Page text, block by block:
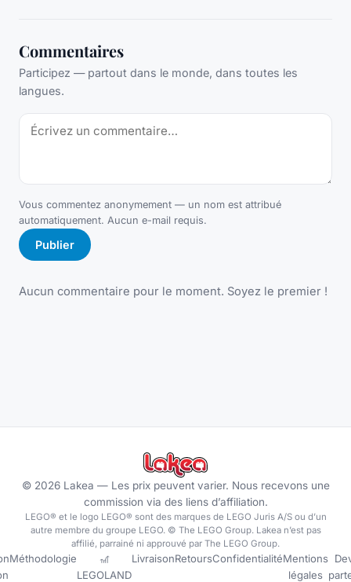
Commentaires
Participez — partout dans le monde, dans toutes les
langues.
Vous commentez anonymement — un nom est attribué
automatiquement. Aucun e-mail requis.
Publier
Aucun commentaire pour le moment. Soyez le premier !
© 2026Lakea — Les prix peuvent varier. Nous recevons une
commission via des liens d’affiliation.
LEGO® et le logo LEGO® sont des marques de LEGO Juris A/S ou d’un
autre membre du groupe LEGO. © The LEGO Group. Lakea n’est pas
affilié, parrainé ni approuvé par The LEGO Group.
Méthodologie
🎢
LEGOLAND
LivraisonRetoursConfidentialitéMentions
légales